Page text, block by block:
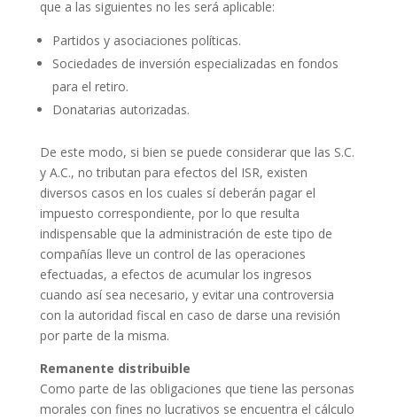
que a las siguientes no les será aplicable:
Partidos y asociaciones políticas.
Sociedades de inversión especializadas en fondos
para el retiro.
Donatarias autorizadas.
De este modo, si bien se puede considerar que las S.C.
y A.C., no tributan para efectos del ISR, existen
diversos casos en los cuales sí deberán pagar el
impuesto correspondiente, por lo que resulta
indispensable que la administración de este tipo de
compañías lleve un control de las operaciones
efectuadas, a efectos de acumular los ingresos
cuando así sea necesario, y evitar una controversia
con la autoridad fiscal en caso de darse una revisión
por parte de la misma.
Remanente distribuible
Como parte de las obligaciones que tiene las personas
morales con fines no lucrativos se encuentra el cálculo